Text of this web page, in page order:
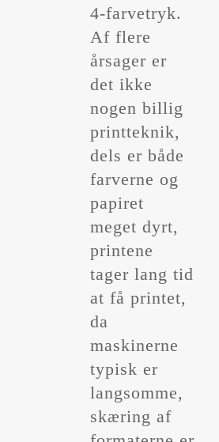
4-farvetryk.
Af flere
årsager er
det ikke
nogen billig
printteknik,
dels er både
farverne og
papiret
meget dyrt,
printene
tager lang tid
at få printet,
da
maskinerne
typisk er
langsomme,
skæring af